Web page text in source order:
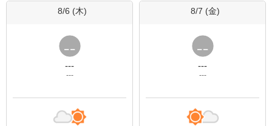
8/6 (木)
---
---
8/7 (金)
---
---